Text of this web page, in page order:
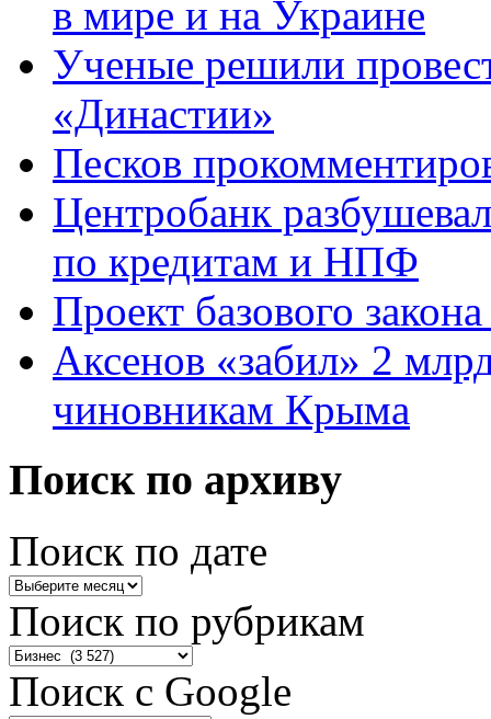
в мире и на Украине
Ученые решили
«Династии»
Песков
Центробанк
по кредитам и НПФ
Проект базового
Аксенов «забил» 2
чиновникам Крыма
Поиск по архиву
Поиск по дате
Поиск по рубрикам
Поиск с Google